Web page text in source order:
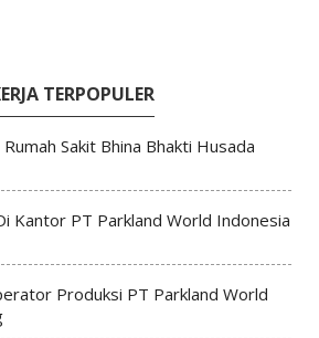
TERPOPULER
Sakit Bhina Bhakti Husada
Kantor PT Parkland World Indonesia
Produksi PT Parkland World